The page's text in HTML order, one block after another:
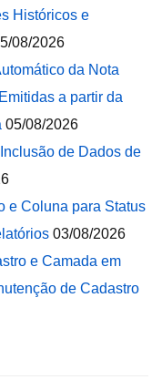
Históricos e
08/2026
da Nota
a partir da
05/08/2026
de Dados de
e Coluna para Status
03/08/2026
e Camada em
de Cadastro